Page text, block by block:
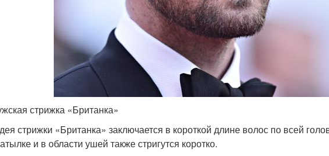
стрижка «Британка»
стрижки «Британка» заключается в короткой длине волос по всей
и в области ушей также стригутся коротко.